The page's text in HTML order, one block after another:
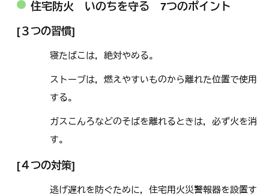
住宅防火 いのちを守る 7つのポイント
[３つの習慣]
寝たばこは，絶対やめる。
ストーブは，燃えやすいものから離れた位置で使用
する。
ガスこんろなどのそばを離れるときは，必ず火を消
す。
[４つの対策]
逃げ遅れを防ぐために，住宅用火災警報器を設置す